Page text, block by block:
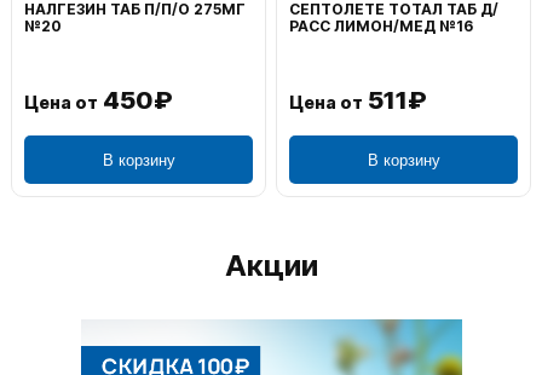
НАЛГЕЗИН ТАБ П/П/О 275МГ
№20
Цена от 450₽
В корзину
СЕПТОЛЕТЕ ТОТАЛ ТАБ Д/
РАСС ЛИМОН/МЕД №16
Цена от 511₽
В корзину
Акции